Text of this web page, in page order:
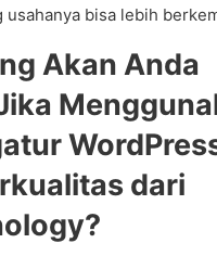
usahanya bisa lebih
Akan Anda
dari